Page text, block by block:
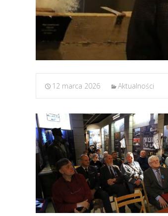
12 marca 2026 Aktualności